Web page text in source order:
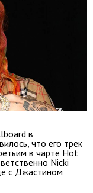
в
что его трек
в чарте Hot
Nicki
с Джастином